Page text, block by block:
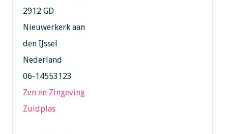
2912 GD
Nieuwerkerk aan
den IJssel
Nederland
06-14553123
Zen en Zingeving
Zuidplas